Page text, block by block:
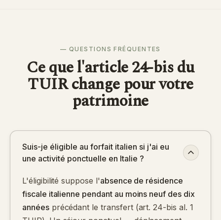
— QUESTIONS FRÉQUENTES
Ce que l'article 24-bis du
TUIR change pour votre
patrimoine
Suis-je éligible au forfait italien si j'ai eu
une activité ponctuelle en Italie ?
L'éligibilité suppose l'absence de résidence
fiscale italienne pendant au moins neuf des dix
annéesprécédant le transfert (art. 24-bis al. 1